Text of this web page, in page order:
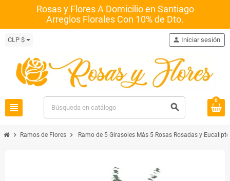
Rosas y Flores A Domicilio en Santiago
Arreglos Florales Con 10% de Dto.
CLP $
view_headline search
person Iniciar sesión
0
chevron_right Ramos de Flores chevron_right Ramo de 5 Girasoles Más 5 Rosas Rosadas y Eucalipto